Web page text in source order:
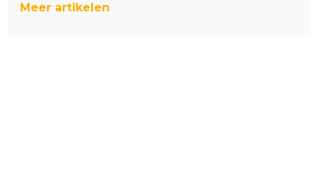
Meer artikelen